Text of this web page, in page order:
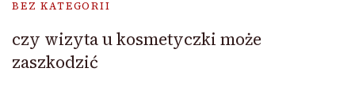
BEZ KATEGORII
czy wizyta u kosmetyczki może
zaszkodzić